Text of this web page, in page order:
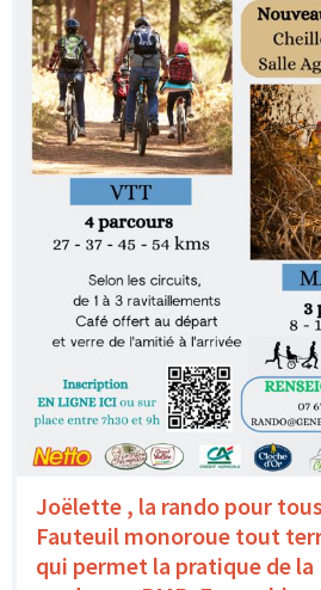
Joëlette , la rando pour
Fauteuil monoroue tout
qui permet la pratique de la